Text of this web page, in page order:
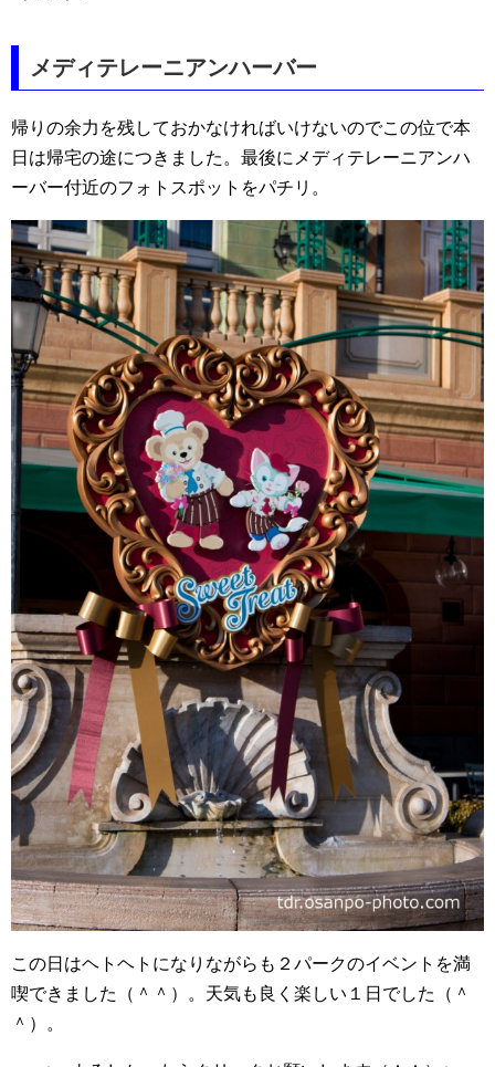
メディテレーニアンハーバー
帰りの余力を残しておかなければいけないのでこの位で本
日は帰宅の途につきました。最後にメディテレーニアンハ
ーバー付近のフォトスポットをパチリ。
この日はヘトヘトになりながらも２パークのイベントを満
喫できました（＾＾）。天気も良く楽しい１日でした（＾
＾）。